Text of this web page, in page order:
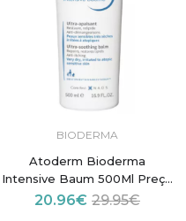
BIODERMA
Atoderm Bioderma
Intensive Baum 500Ml Preço
Especial
20.96€ 29.95€